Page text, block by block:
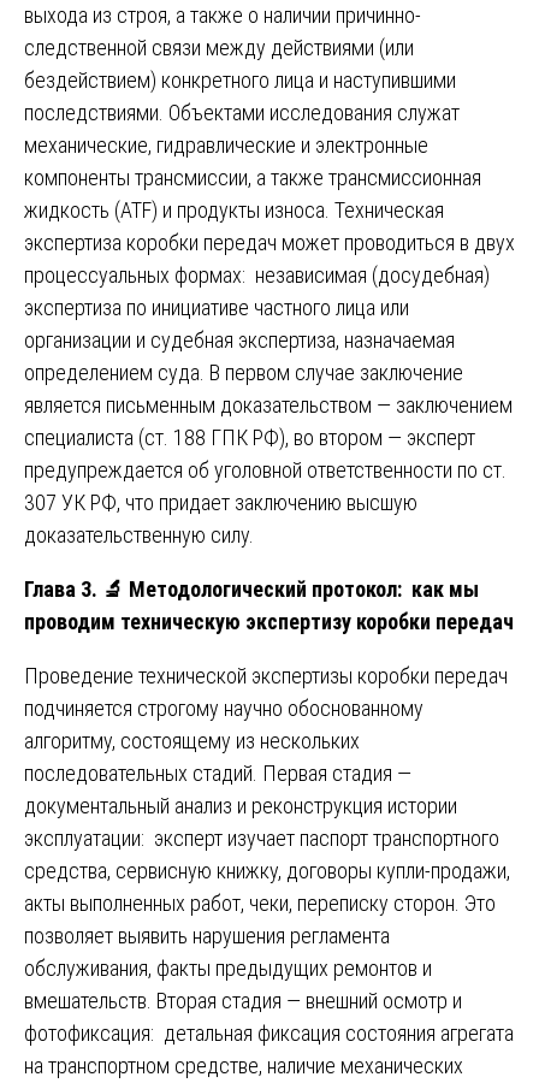
выхода из строя, а также о наличии причинно-
следственной связи между действиями (или
бездействием) конкретного лица и наступившими
последствиями. Объектами исследования служат
механические, гидравлические и электронные
компоненты трансмиссии, а также трансмиссионная
жидкость (ATF) и продукты износа. Техническая
экспертиза коробки передач может проводиться в двух
процессуальных формах: независимая (досудебная)
экспертиза по инициативе частного лица или
организации и судебная экспертиза, назначаемая
определением суда. В первом случае заключение
является письменным доказательством — заключением
специалиста (ст. 188 ГПК РФ), во втором — эксперт
предупреждается об уголовной ответственности по ст.
307 УК РФ, что придает заключению высшую
доказательственную силу.
Глава 3. 🔬 Методологический протокол: как мы
проводим техническую экспертизу коробки передач
Проведение технической экспертизы коробки передач
подчиняется строгому научно обоснованному
алгоритму, состоящему из нескольких
последовательных стадий. Первая стадия —
документальный анализ и реконструкция истории
эксплуатации: эксперт изучает паспорт транспортного
средства, сервисную книжку, договоры купли-продажи,
акты выполненных работ, чеки, переписку сторон. Это
позволяет выявить нарушения регламента
обслуживания, факты предыдущих ремонтов и
вмешательств. Вторая стадия — внешний осмотр и
фотофиксация: детальная фиксация состояния агрегата
на транспортном средстве, наличие механических